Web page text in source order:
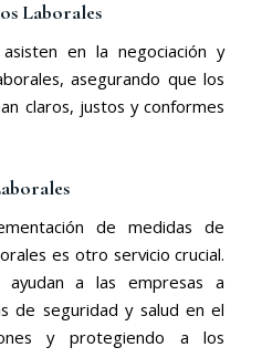
Laborales
en la negociación y
asegurando que los
claros, justos y conformes
de medidas de
es otro servicio crucial.
ayudan a las empresas a
de seguridad y salud en el
y protegiendo a los